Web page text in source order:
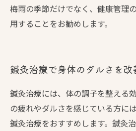
梅雨の季節だけでなく、健康管理
用することをお勧めします。
鍼灸治療で身体のダルさを改
鍼灸治療には、体の調子を整える
の疲れやダルさを感じている方に
鍼灸治療をおすすめします。鍼灸